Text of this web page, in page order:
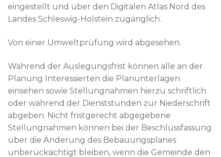
eingestellt und über den Digitalen Atlas Nord des
Landes Schleswig-Holstein zugänglich.
Von einer Umweltprüfung wird abgesehen.
Während der Auslegungsfrist können alle an der
Planung Interessierten die Planunterlagen
einsehen sowie Stellungnahmen hierzu schriftlich
oder während der Dienststunden zur Niederschrift
abgeben. Nicht fristgerecht abgegebene
Stellungnahmen können bei der Beschlussfassung
über die Änderung des Bebauungsplanes
unberücksichtigt bleiben, wenn die Gemeinde den